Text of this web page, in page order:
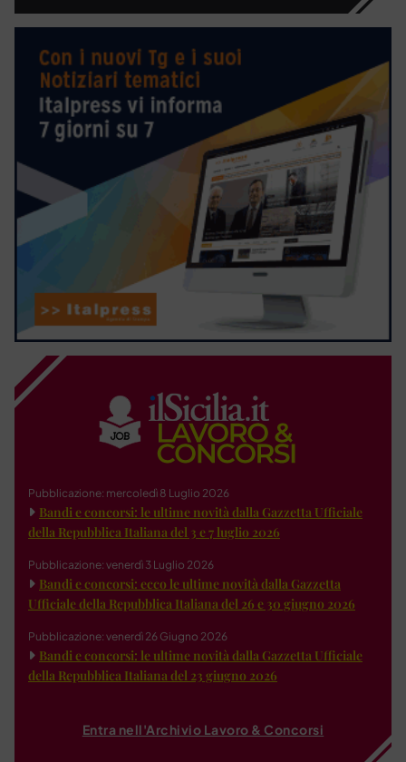
Pubblicazione: mercoledì 8 Luglio 2026
Bandi e concorsi: le ultime novità dalla Gazzetta Ufficiale
della Repubblica Italiana del 3 e 7 luglio 2026
Pubblicazione: venerdì 3 Luglio 2026
Bandi e concorsi: ecco le ultime novità dalla Gazzetta
Ufficiale della Repubblica Italiana del 26 e 30 giugno 2026
Pubblicazione: venerdì 26 Giugno 2026
Bandi e concorsi: le ultime novità dalla Gazzetta Ufficiale
della Repubblica Italiana del 23 giugno 2026
Entra nell'Archivio Lavoro & Concorsi